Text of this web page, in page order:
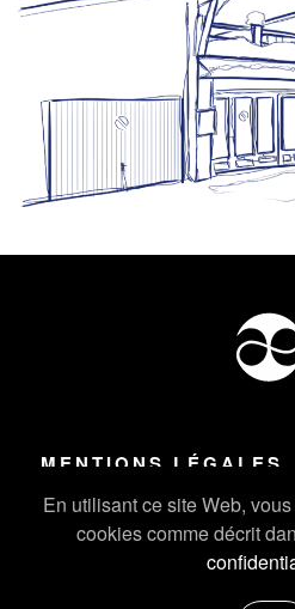
En utilisant ce site Web,
cookies comme décrit
MENTIONS LÉGALES